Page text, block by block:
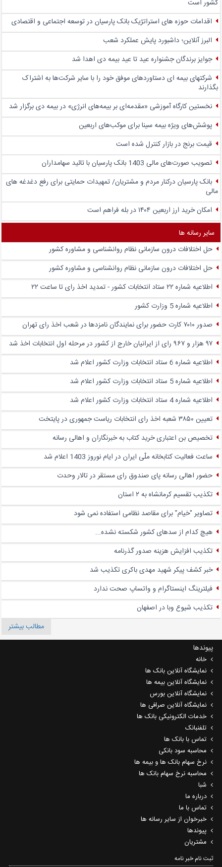
کشور است
اقدامات حوزه های استراتژیک بانک پارسیان در توسعه اجتماعی و اقتصادی
البرز آنلاین؛ داشبورد پایش عملکرد شعب
جوایز برندگان جشنواره عید تا عید بیمه دی اهدا شد
شرکتهای بیمه ای دستاوردهای موفق خود را با سایر شرکت‌ها به اشتراک
بگذارند
نخستین کارگاه آموزشی «مقدمه‌ای بر بیمه‌های انرژی» در بیمه دی برگزار شد
پوشش‌های ویژه بیمه سینا برای موکب‌های اربعین
قیمت برنج در بازار کنترل شده است
تصویب صورت‌های مالی 1403 بانک پارسیان با تائید سهامداران
بانک پارسیان درکنار مردم و مشتریان/ تمهیدات حمایتی برای رفع دغدغه های
مالی
امکان خرید ارز اربعین ۱۴۰۴ در بله فراهم است
سایر رسانه ها
حل اختلافات درون سازمانی نظام روانشناسی و مشاوره کشور
حل اختلافات درون سازمانی نظام روانشناسی و مشاوره کشور
اطلاعیه شماره ۲۲ ستاد انتخابات کشور - تمدید اخذ رای تا ساعت ۲۲
اطلاعیه شماره 5 وزارت کشور
صدور ۷۰۱۰ کارت حضور برای نمایندگان نامزدها در شعب اخذ رای تهران
۹۷ هزار و ۹۶۷ رای از ایرانیان خارج از کشور در مرحله اول انتخابات اخذ شد
اطلاعیه شماره 6 ستاد انتخابات وزارت کشور اعلام شد
اطلاعیه شماره 5 ستاد انتخابات وزارت کشور اعلام شد
اطلاعیه شماره 4 ستاد انتخابات وزارت کشور اعلام شد
تعیین ۳۸۵۰ شعبه اخذ رای انتخابات ریاست جمهوری در پایتخت
تخصیص بن اعتباری خرید کتاب به خبرنگاران و اهالی رسانه
ساعت فعالیت کتابخانه ملّی ایران در ایام نوروز 1403 اعلام شد
حضور اهالی رسانه پای صندوق‌ رای مستقر در تالار وحدت
تکذیب تقسیم کرمانشاه به ۲ استان
تصاویر "خیام" برای مقاصد نظامی استفاده نمی شود
هیچ کدام از سدهای کشور شکسته نشده...
تکذیب افزایش هزینه صدور گذرنامه
خبر کشف پیکر شهید مهدی باکری تکذیب شد
فیلترینگ اینستاگرام و واتساپ صحت ندارد
تکذیب شیوع وبا در اصفهان
مطالب بیشتر
پیوندها
خانه
نمایشگاه آنلاین بانک ها
نمایشگاه آنلاین بیمه ها
نمایشگاه آنلاین بورس
نمایشگاه آنلاین صرافی ها
خدمات الکترونیکی بانک ها
تلفنبانک
تماس با بانک ها
محاسبه سود بانکی
نرخ سهام بانک ها و بیمه ها
محاسبه نرخ سهام بانک ها
شبا
درباره ما
تماس با ما
خبرخوان از سایر رسانه ها
پیوندها
مشتریان
ثبت نام خبر نامه‌